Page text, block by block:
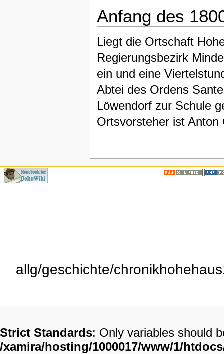
Anfang des
Liegt die Ortschaft
Regierungsbezirk
ein und eine
Abtei des Ordens
Löwendorf zur Schule
Ortsvorsteher ist Anton
allg/geschichte/
Strict Standards: Only variables should
/xamira/hosting/1000017/www/1/